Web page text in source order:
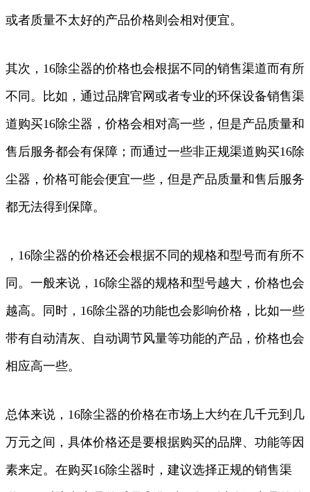
或者质量不太好的产品价格则会相对便宜。
其次，16除尘器的价格也会根据不同的销售渠道而有所
不同。比如，通过品牌官网或者专业的环保设备销售渠
道购买16除尘器，价格会相对高一些，但是产品质量和
售后服务都会有保障；而通过一些非正规渠道购买16除
尘器，价格可能会便宜一些，但是产品质量和售后服务
都无法得到保障。
，16除尘器的价格还会根据不同的规格和型号而有所不
同。一般来说，16除尘器的规格和型号越大，价格也会
越高。同时，16除尘器的功能也会影响价格，比如一些
带有自动清灰、自动调节风量等功能的产品，价格也会
相应高一些。
总体来说，16除尘器的价格在市场上大约在几千元到几
万元之间，具体价格还是要根据购买的品牌、功能等因
素来定。在购买16除尘器时，建议选择正规的销售渠